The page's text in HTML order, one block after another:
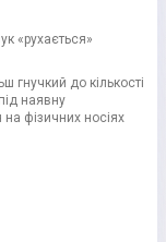
«рухається»
гнучкий до кількості
наявну
на фізичних носіях